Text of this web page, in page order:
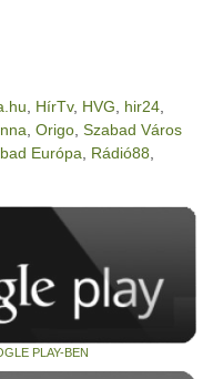
HírTv, HVG hir24
Origo Szabad Város
Európa Rádió88
PLAY-BEN